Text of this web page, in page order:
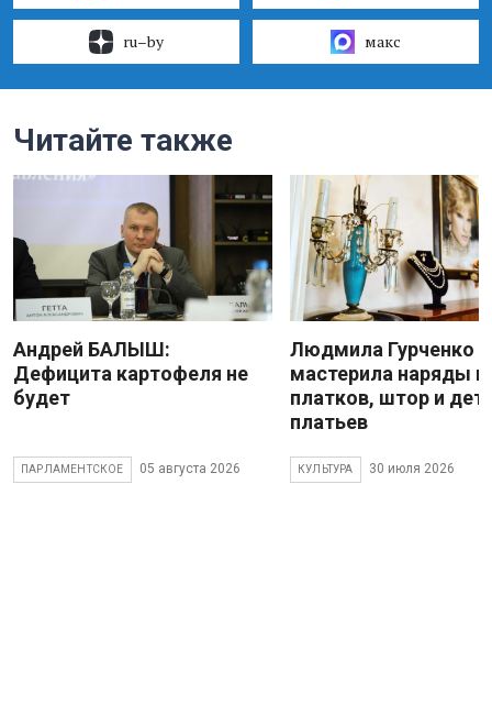
ru–by макс
Читайте также
Андрей БАЛЫШ:
Дефицита картофеля не
будет
ПАРЛАМЕНТСКОЕ 05 августа 2026
Людмила Гурченко
мастерила наряды
платков, штор и
платьев
КУЛЬТУРА 30 июля 2026